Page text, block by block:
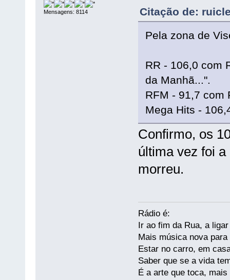
Mensagens: 8114
Citação de:
Pela zona de
RR - 106,0 com
da Manhã...".
RFM - 91,7 com
Mega Hits -
Confirmo, os
última vez foi
morreu.
Rádio é:
Ir ao fim da Rua, a
Mais música nova
Estar no carro, em
Saber que se a vida
É a arte que toca,